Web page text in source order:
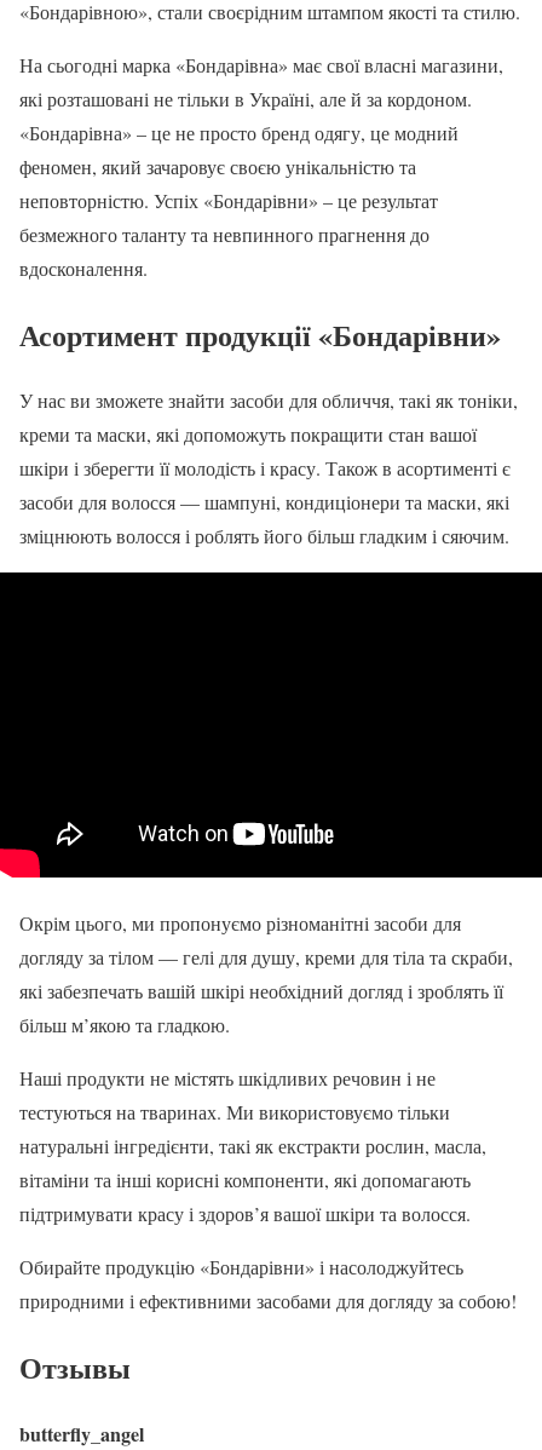
«Бондарівною», стали своєрідним штампом якості та стилю.
На сьогодні марка «Бондарівна» має свої власні магазини,
які розташовані не тільки в Україні, але й за кордоном.
«Бондарівна» – це не просто бренд одягу, це модний
феномен, який зачаровує своєю унікальністю та
неповторністю. Успіх «Бондарівни» – це результат
безмежного таланту та невпинного прагнення до
вдосконалення.
Асортимент продукції «Бондарівни»
У нас ви зможете знайти засоби для обличчя, такі як тоніки,
креми та маски, які допоможуть покращити стан вашої
шкіри і зберегти її молодість і красу. Також в асортименті є
засоби для волосся — шампуні, кондиціонери та маски, які
зміцнюють волосся і роблять його більш гладким і сяючим.
Окрім цього, ми пропонуємо різноманітні засоби для
догляду за тілом — гелі для душу, креми для тіла та скраби,
які забезпечать вашій шкірі необхідний догляд і зроблять її
більш м’якою та гладкою.
Наші продукти не містять шкідливих речовин і не
тестуються на тваринах. Ми використовуємо тільки
натуральні інгредієнти, такі як екстракти рослин, масла,
вітаміни та інші корисні компоненти, які допомагають
підтримувати красу і здоров’я вашої шкіри та волосся.
Обирайте продукцію «Бондарівни» і насолоджуйтесь
природними і ефективними засобами для догляду за собою!
Отзывы
butterfly_angel